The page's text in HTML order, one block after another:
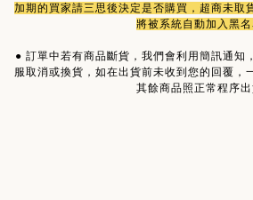
加期的買家請三思後決定是否購買，超商未取
將被系統自動加入黑
● 訂單中若有商品斷貨，我們會利用簡訊通知
服取消或換貨，如在出貨前未收到您的回覆，
其餘商品照正常程序